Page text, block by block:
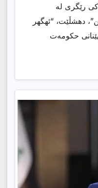
رێگری له
دهشڵێت، “ئهگهر
حکومەت